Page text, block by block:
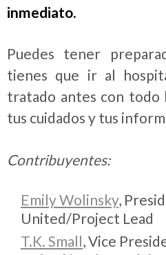
inmediato.
Puedes tener
tienes que ir al
tratado antes con todo
tus cuidados y tus
Contribuyentes:
Emily Wolinsky,
United/Project Lead
T.K. Small, Vice